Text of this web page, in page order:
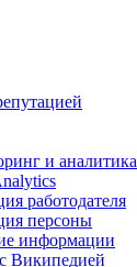
и аналитика
работодателя
персоны
информации
Википедией